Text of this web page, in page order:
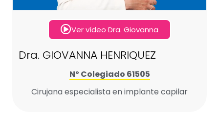
Ver vídeo Dra. Giovanna
Dra. GIOVANNA HENRIQUEZ
Nº Colegiado 61505
Cirujana especialista en implante capilar